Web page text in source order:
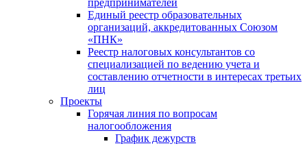
предпринимателей
Единый реестр образовательных
организаций, аккредитованных Союзом
«ПНК»
Реестр налоговых консультантов со
специализацией по ведению учета и
составлению отчетности в интересах третьих
лиц
Проекты
Горячая линия по вопросам
налогообложения
График дежурств